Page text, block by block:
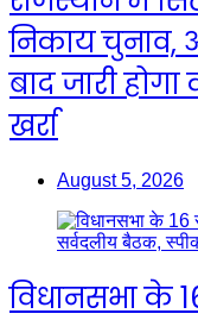
निकाय चुनाव,
बाद जारी होगा
खर्रा
August 5, 2026
विधानसभा के